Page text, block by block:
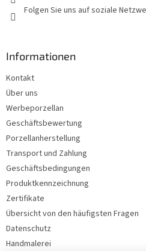
Folgen Sie uns auf soziale
Informationen
Kontakt
Über uns
Werbeporzellan
Geschäftsbewertung
Porzellanherstellung
Transport und Zahlung
Geschäftsbedingungen
Produktkennzeichnung
Zertifikate
Übersicht von den häufigsten Fragen
Datenschutz
Handmalerei